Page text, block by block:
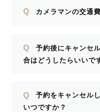
Q カメラマンの交通
Q
予約後にキャンセ
合はどうしたらいいで
Q
予約をキャンセル
いつですか？